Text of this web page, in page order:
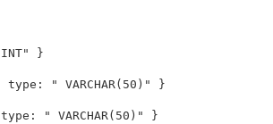
INT" }
type : " VARCHAR(50)" }
type : " VARCHAR(50)" }